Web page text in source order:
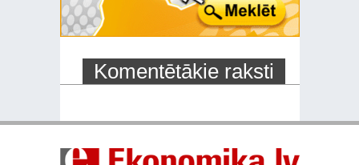
Komentētākie raksti